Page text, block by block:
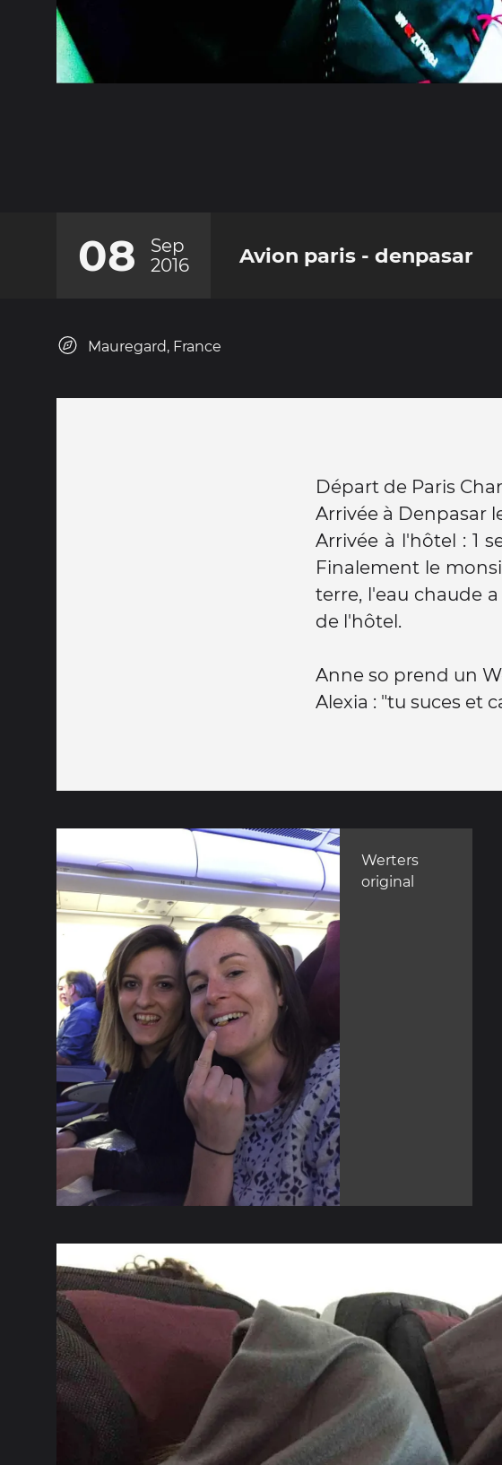
08
Sep
2016
Avion paris - denpasar
Mauregard, France
Départ de Paris
Arrivée à Denpasar
Arrivée à l'hôtel : 1
Finalement le
terre, l'eau chaude
de l'hôtel.
Anne so prend un
Alexia : "tu suces et
Werters
original